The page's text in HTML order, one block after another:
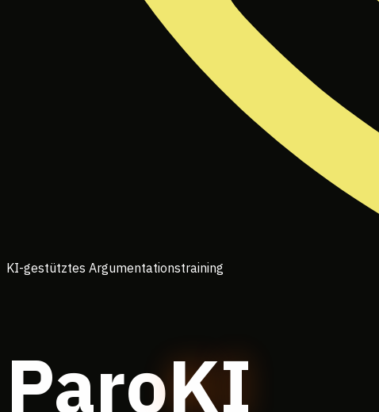
KI-gestütztes Argumentationstraining
ParoKI